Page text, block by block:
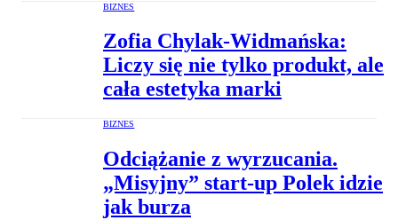
BIZNES
Zofia Chylak-Widmańska:
Liczy się nie tylko produkt, ale
cała estetyka marki
BIZNES
Odciążanie z wyrzucania.
„Misyjny” start-up Polek idzie
jak burza